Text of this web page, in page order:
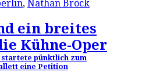
, Nathan Brock
ein breites
Kühne-Oper
pünktlich zum
eine Petition